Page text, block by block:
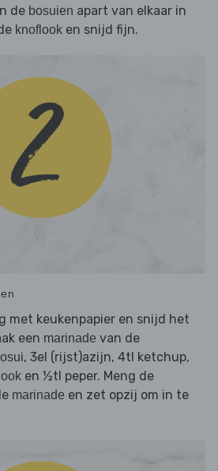
de bosuien apart van elkaar in
knoflook en snijd fijn.
met keukenpapier en snijd het
een marinade van de
, 3el (rijst)azijn, 4tl ketchup,
en ½tl peper. Meng de
marinade en zet opzij om in te